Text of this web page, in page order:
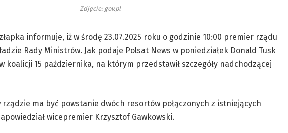
Zdjęcie: gov.pl
informuje, iż w środę 23.07.2025 roku o godzinie 10:00 premier rządu
Rady Ministrów. Jak podaje Polsat News w poniedziałek Donald Tusk
koalicji 15 października, na którym przedstawił szczegóły nadchodzącej
rządzie ma być powstanie dwóch resortów połączonych z istniejących
wicepremier Krzysztof Gawkowski.